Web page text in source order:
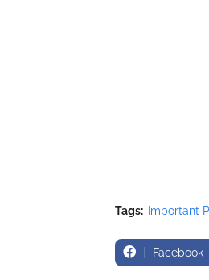
Tags: Important
Facebook